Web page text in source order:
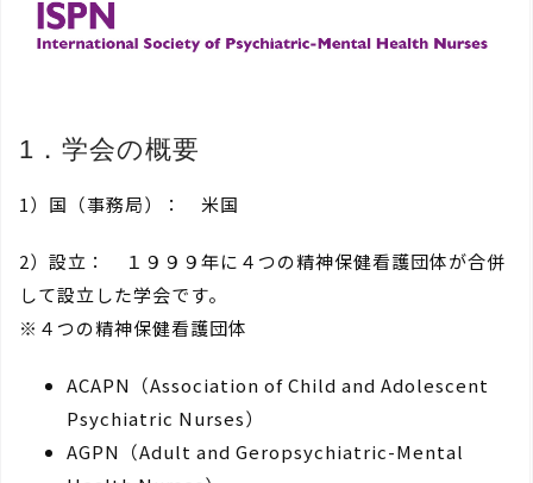
1．学会の概要
1）国（事務局）： 米国
2）設立： １９９９年に４つの精神保健看護団体が合併
して設立した学会です。
※４つの精神保健看護団体
ACAPN（Association of Child and Adolescent
Psychiatric Nurses）
AGPN（Adult and Geropsychiatric-Mental